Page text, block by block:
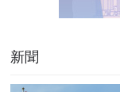
新聞